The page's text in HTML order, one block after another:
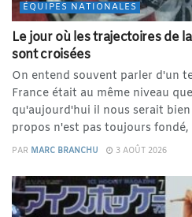
ÉQUIPES NATIONALES
Le jour où les trajectoires de
sont croisées
On entend souvent parler d'un
France était au même niveau
qu'aujourd'hui il nous serait
propos n'est pas toujours fondé,
PAR MARC BRANCHU 3 AOÛT 2026